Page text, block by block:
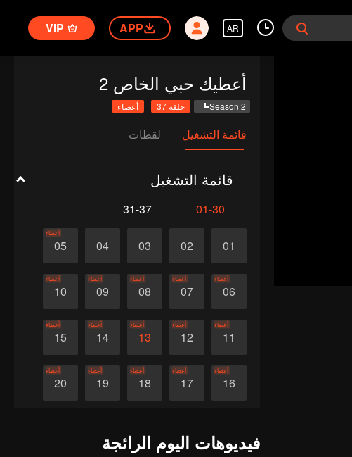
AR
APP
VIP
أعطيك حبي الخاص 2
Season 2 حلقة 37 أعضاء
قائمة التشغيل لقطات
قائمة التشغيل
01-30
31-37
01
02
03
04
05
أعضاء
06
أعضاء
07
أعضاء
08
أعضاء
09
أعضاء
10
أعضاء
11
أعضاء
12
أعضاء
13
أعضاء
14
أعضاء
15
أعضاء
16
أعضاء
17
أعضاء
18
أعضاء
19
أعضاء
20
أعضاء
فيديوهات اليوم الرائجة